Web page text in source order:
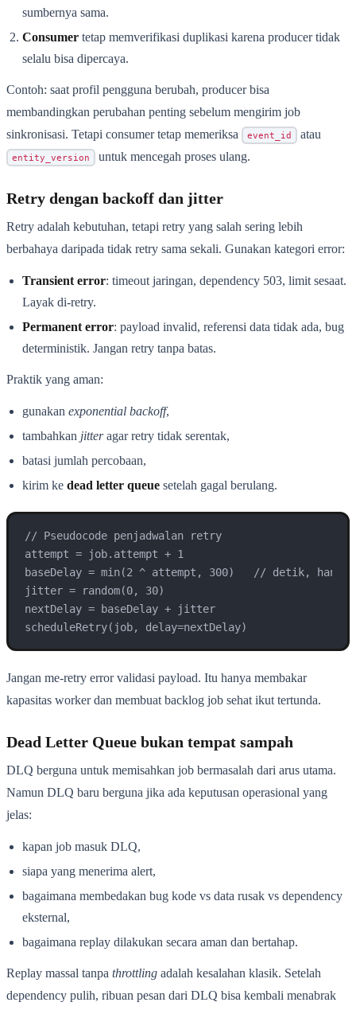
sumbernya sama.
Consumer tetap memverifikasi duplikasi karena producer tidak
selalu bisa dipercaya.
Contoh: saat profil pengguna berubah, producer bisa
membandingkan perubahan penting sebelum mengirim job
sinkronisasi. Tetapi consumer tetap memeriksa
event_id atau
entity_version untuk mencegah proses ulang.
Retry dengan backoff dan jitter
Retry adalah kebutuhan, tetapi retry yang salah sering lebih
berbahaya daripada tidak retry sama sekali. Gunakan kategori error:
Transient error: timeout jaringan, dependency 503, limit sesaat.
Layak di-retry.
Permanent error: payload invalid, referensi data tidak ada, bug
deterministik. Jangan retry tanpa batas.
Praktik yang aman:
gunakan exponential backoff,
tambahkan jitteragar retry tidak serentak,
batasi jumlah percobaan,
kirim ke dead letter queue setelah gagal berulang.
// Pseudocode penjadwalan retry
attempt = job.attempt + 1
baseDelay = min(2 ^ attempt, 300)   // detik, hanya
jitter = random(0, 30)
nextDelay = baseDelay + jitter
scheduleRetry(job, delay=nextDelay)
Jangan me-retry error validasi payload. Itu hanya membakar
kapasitas worker dan membuat backlog job sehat ikut tertunda.
Dead Letter Queue bukan tempat sampah
DLQ berguna untuk memisahkan job bermasalah dari arus utama.
Namun DLQ baru berguna jika ada keputusan operasional yang
jelas:
kapan job masuk DLQ,
siapa yang menerima alert,
bagaimana membedakan bug kode vs data rusak vs dependency
eksternal,
bagaimana replay dilakukan secara aman dan bertahap.
Replay massal tanpa throttling adalah kesalahan klasik. Setelah
dependency pulih, ribuan pesan dari DLQ bisa kembali menabrak